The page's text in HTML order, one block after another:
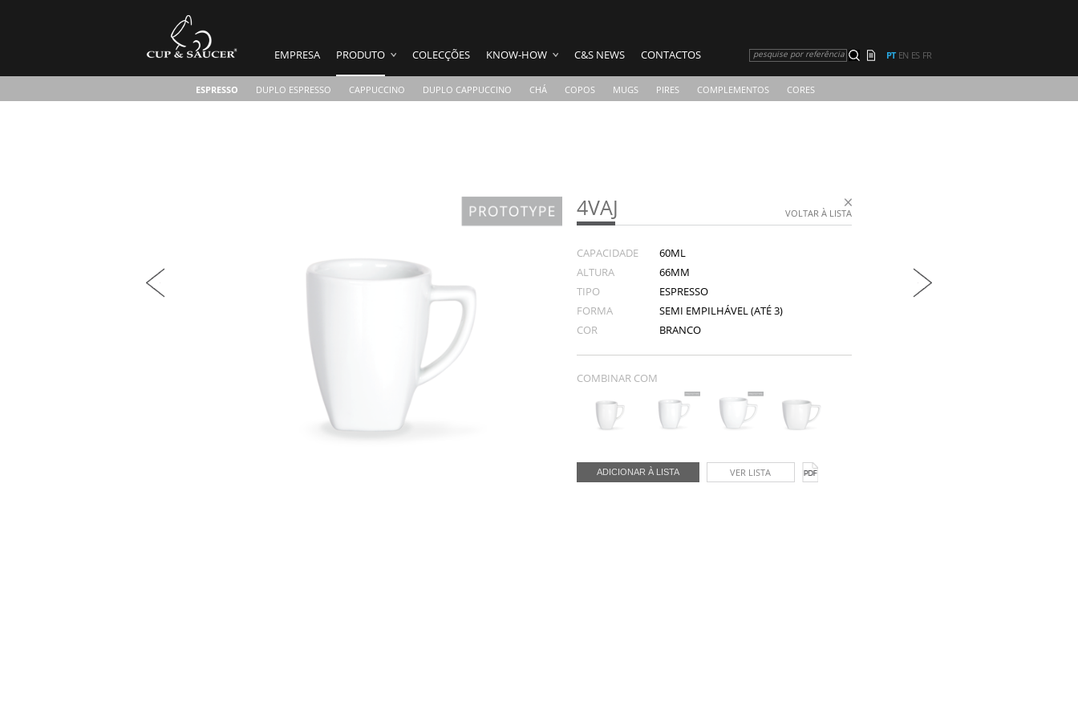
EMPRESA PRODUTO
ESPRESSO DUPLO ESPRESSO CAPPUCCINO DUPLO CAPPUCCINO CHÁ COPOS MUGS PIRES COMPLEMENTOS CORES
COLECÇÕES KNOW-HOW C&S NEWS CONTACTOS pesquise por referência PT EN ES FR
VOLTAR À LISTA
4VAJ
CAPACIDADE
60ML
ALTURA
66MM
TIPO
ESPRESSO
FORMA
SEMI EMPILHÁVEL (ATÉ 3)
COR
BRANCO
COMBINAR COM
VER LISTA